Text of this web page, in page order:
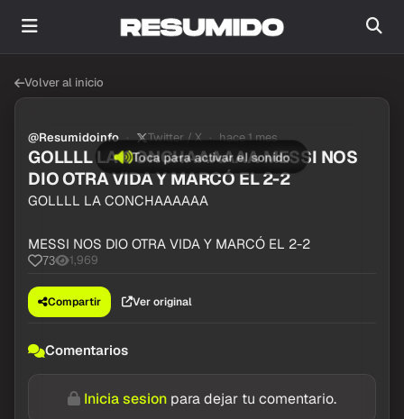
Volver al inicio
Toca para activar el sonido
@Resumidoinfo Twitter / X hace 1 mes
GOLLLL LA CONCHAAAAAA MESSI NOS
DIO OTRA VIDA Y MARCÓ EL 2-2
GOLLLL LA CONCHAAAAAA
MESSI NOS DIO OTRA VIDA Y MARCÓ EL 2-2
73 1,969
Compartir Ver original
Comentarios
Inicia sesion para dejar tu comentario.